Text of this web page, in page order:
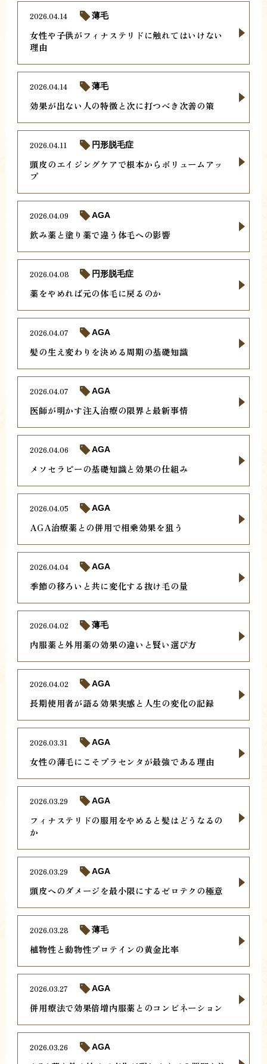
女性や子供がフィナステリドに触れてはいけない
理由
2026.04.14 薄毛
効果が出ない人の特徴と次に打つべき次善の策
2026.04.14 薄毛
頭皮のエイジングケアで根本からボリュームアッ
プ
2026.04.11 円形脱毛症
飲み薬と塗り薬で違う体毛への影響
2026.04.09 AGA
薬をやめれば元の体毛に戻るのか
2026.04.08 円形脱毛症
髪の生え変わりを決める周期の基礎知識
2026.04.07 AGA
医師が明かす注入治療の限界と最新事情
2026.04.07 AGA
メソセラピーの基礎知識と効果の仕組み
2026.04.06 AGA
AGA治療薬との併用で相乗効果を狙う
2026.04.05 AGA
季節の移ろいと共に変化する抜け毛の量
2026.04.04 AGA
内服薬と外用薬の効果の違いと賢い選び方
2026.04.02 薄毛
長期使用者が語る効果実感と人生の変化の記録
2026.04.02 AGA
女性の薄毛にこそプラセンタが最強である理由
2026.03.31 AGA
フィナステリドの服用をやめると髪はどうなるの
か
2026.03.29 AGA
頭皮へのダメージを最小限にするゼロテクの極意
2026.03.29 AGA
植物性と動物性プロテインの黄金比率
2026.03.28 薄毛
併用療法で効果倍増内服薬とのコンビネーション
2026.03.27 AGA
2026.03.26 AGA